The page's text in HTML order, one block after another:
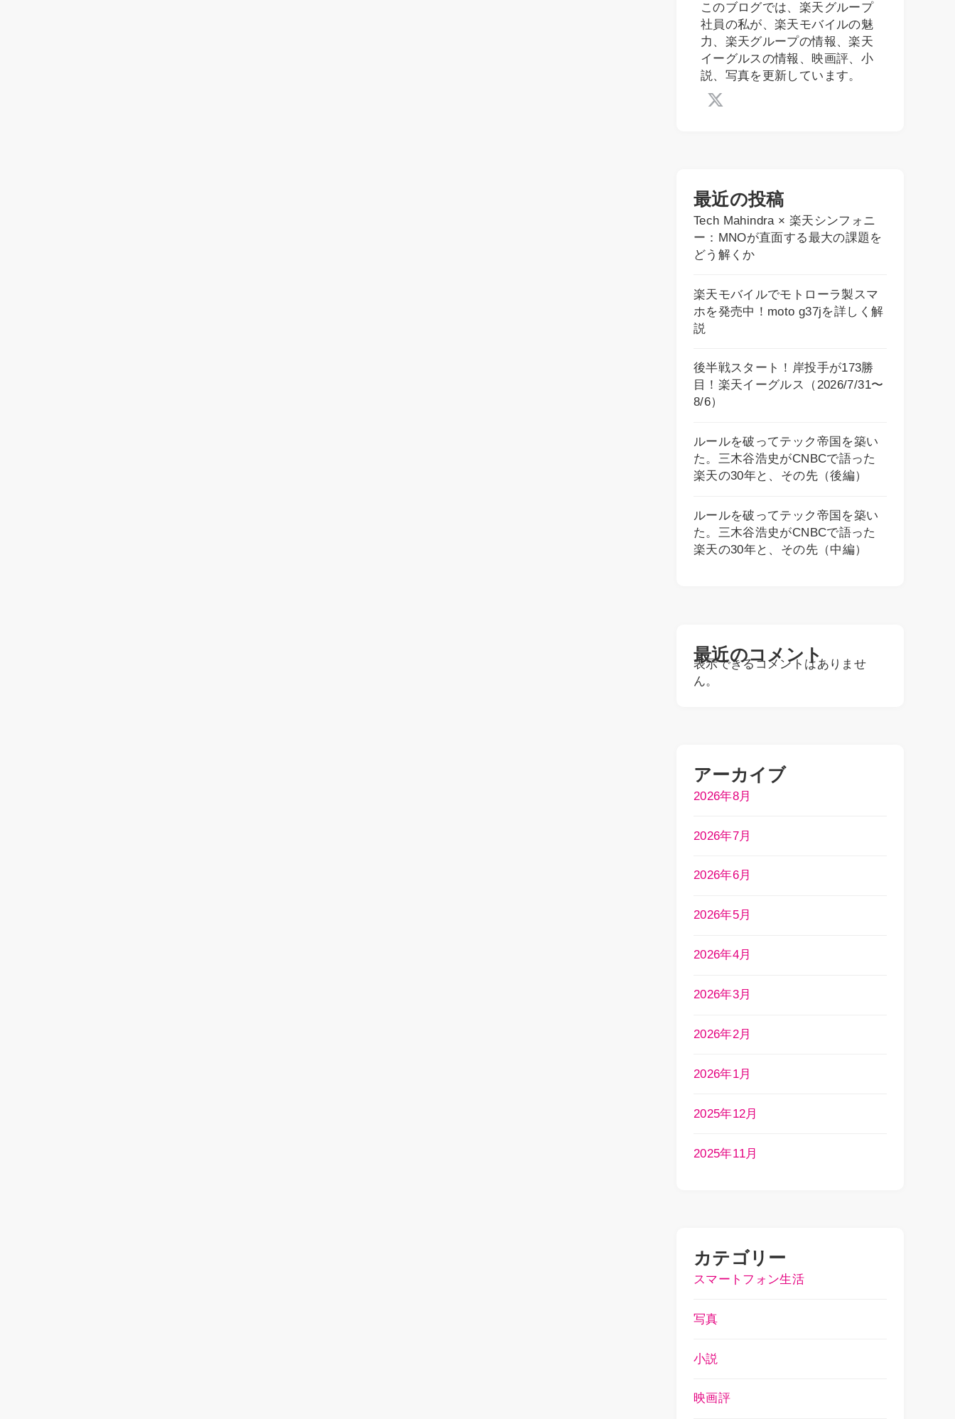
このブログでは、楽天グループ
社員の私が、楽天モバイルの魅
力、楽天グループの情報、楽天
イーグルスの情報、映画評、小
説、写真を更新しています。
最近の投稿
Tech Mahindra × 楽天シンフォニ
ー：MNOが直面する最大の課題を
どう解くか
楽天モバイルでモトローラ製スマ
ホを発売中！moto g37jを詳しく解
説
後半戦スタート！岸投手が173勝
目！楽天イーグルス（2026/7/31〜
8/6）
ルールを破ってテック帝国を築い
た。三木谷浩史がCNBCで語った
楽天の30年と、その先（後編）
ルールを破ってテック帝国を築い
た。三木谷浩史がCNBCで語った
楽天の30年と、その先（中編）
最近のコメント
表示できるコメントはありませ
ん。
アーカイブ
2026年8月
2026年7月
2026年6月
2026年5月
2026年4月
2026年3月
2026年2月
2026年1月
2025年12月
2025年11月
カテゴリー
スマートフォン生活
写真
小説
映画評